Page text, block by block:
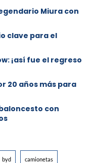
Miura con
clave para el
¡así fue el regreso
20 años más para
con
byd camionetas